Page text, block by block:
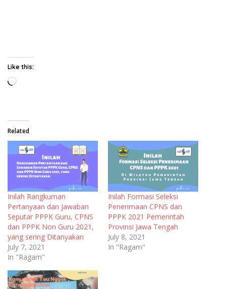
Like this:
Loading…
Related
Inilah Rangkuman
Pertanyaan dan Jawaban
Seputar PPPK Guru, CPNS
dan PPPK Non Guru 2021,
yang sering Ditanyakan
July 7, 2021
In "Ragam"
Inilah Formasi Seleksi
Penerimaan CPNS dan
PPPK 2021 Pemerintah
Provinsi Jawa Tengah
July 8, 2021
In "Ragam"